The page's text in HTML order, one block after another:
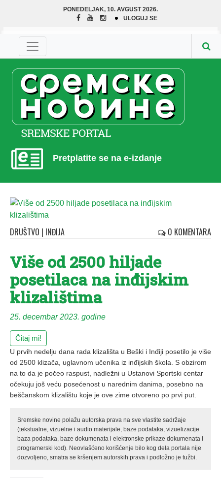
PONEDELJAK, 10. AVGUST 2026.
ULOGUJ SE
Pretplatite se na e-izdanje
DRUŠTVO | INĐIJA 0 KOMENTARA
Više od 2500 hiljade
posetilaca na inđijskim
klizalištima
25. decembar 2023. godine
Čitaj mi!
U prvih nedelju dana rada klizališta u Beški i Inđiji posetilo je više
od 2500 klizača, uglavnom učenika iz inđijskih škola. S obzirom
na to da je počeo raspust, nadležni u Ustanovi Sportski centar
očekuju još veću posećenost u narednim danima, posebno na
beščanskom klizalištu koje je ove zime otvoreno po prvi put.
Sremske novine polažu autorska prava na sve vlastite sadržaje
(tekstualne, vizuelne i audio materijale, baze podataka, vizuelizacije
baza podataka, baze dokumenata i elektronske prikaze dokumenata i
programerski kod). Neovlašćeno korišćenje bilo kog dela portala nije
dozvoljeno, smatra se kršenjem autorskih prava i podložno je tužbi.